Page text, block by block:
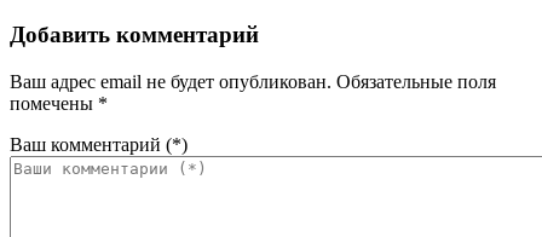
Добавить комментарий
Ваш адрес email не будет опубликован. Обязательные поля
помечены *
Ваш комментарий (*)